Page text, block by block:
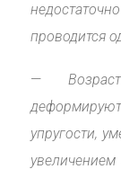
проводится
—
упругости,